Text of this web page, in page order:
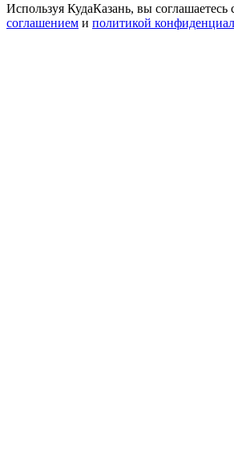
Используя КудаКазань, вы соглашаетесь
соглашением и политикой